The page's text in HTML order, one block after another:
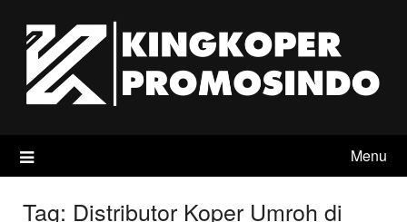
content
Menu
Tag: Distributor Koper Umroh di